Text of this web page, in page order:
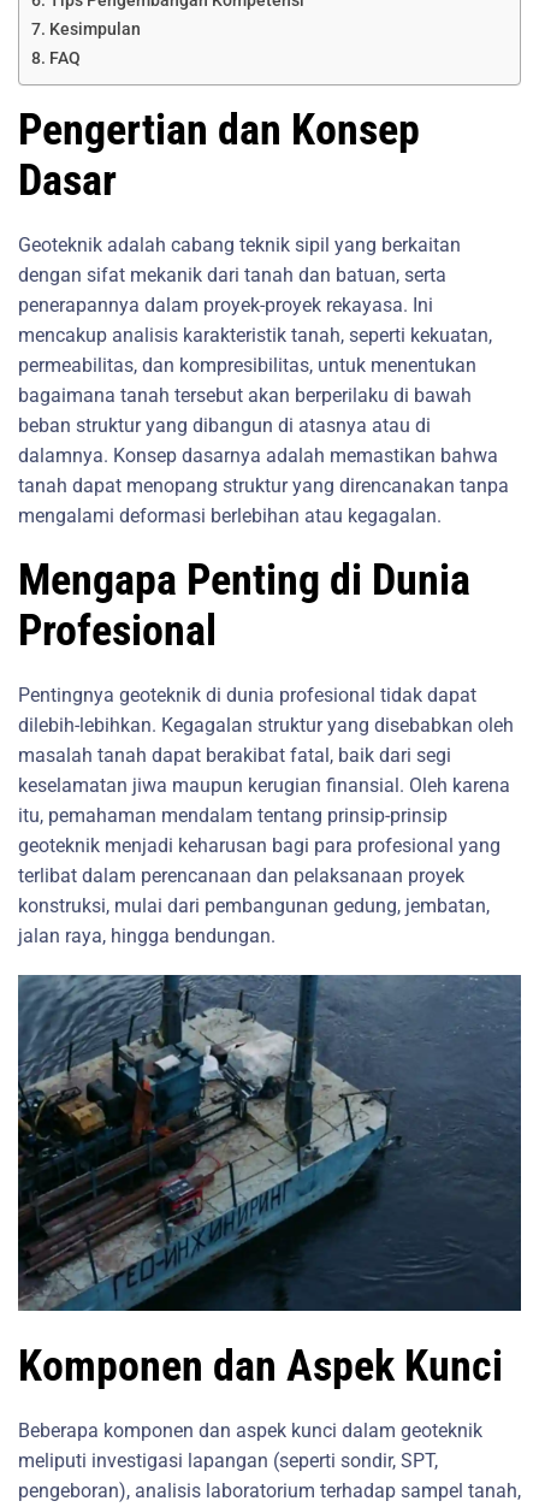
Kesimpulan
FAQ
Pengertian dan Konsep
Dasar
Geoteknik adalah cabang teknik sipil yang berkaitan
dengan sifat mekanik dari tanah dan batuan, serta
penerapannya dalam proyek-proyek rekayasa. Ini
mencakup analisis karakteristik tanah, seperti kekuatan,
permeabilitas, dan kompresibilitas, untuk menentukan
bagaimana tanah tersebut akan berperilaku di bawah
beban struktur yang dibangun di atasnya atau di
dalamnya. Konsep dasarnya adalah memastikan bahwa
tanah dapat menopang struktur yang direncanakan tanpa
mengalami deformasi berlebihan atau kegagalan.
Mengapa Penting di Dunia
Profesional
Pentingnya geoteknik di dunia profesional tidak dapat
dilebih-lebihkan. Kegagalan struktur yang disebabkan oleh
masalah tanah dapat berakibat fatal, baik dari segi
keselamatan jiwa maupun kerugian finansial. Oleh karena
itu, pemahaman mendalam tentang prinsip-prinsip
geoteknik menjadi keharusan bagi para profesional yang
terlibat dalam perencanaan dan pelaksanaan proyek
konstruksi, mulai dari pembangunan gedung, jembatan,
jalan raya, hingga bendungan.
Komponen dan Aspek Kunci
Beberapa komponen dan aspek kunci dalam geoteknik
meliputi investigasi lapangan (seperti sondir, SPT,
pengeboran), analisis laboratorium terhadap sampel tanah,